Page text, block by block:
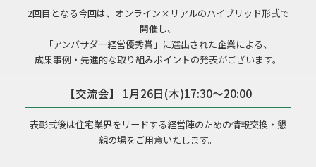
2回目となる今回は、オンライン×リアルのハイブリッド形式で
開催し、
「アンバサダー経営優秀賞」に選出された企業による、
成果事例・先進的な取り組みポイントの発表がございます。
【交流会】 1月26日(木)17:30～20:00
表彰式後は住宅業界をリードする経営陣のための情報交換・懇
親の場をご用意いたします。